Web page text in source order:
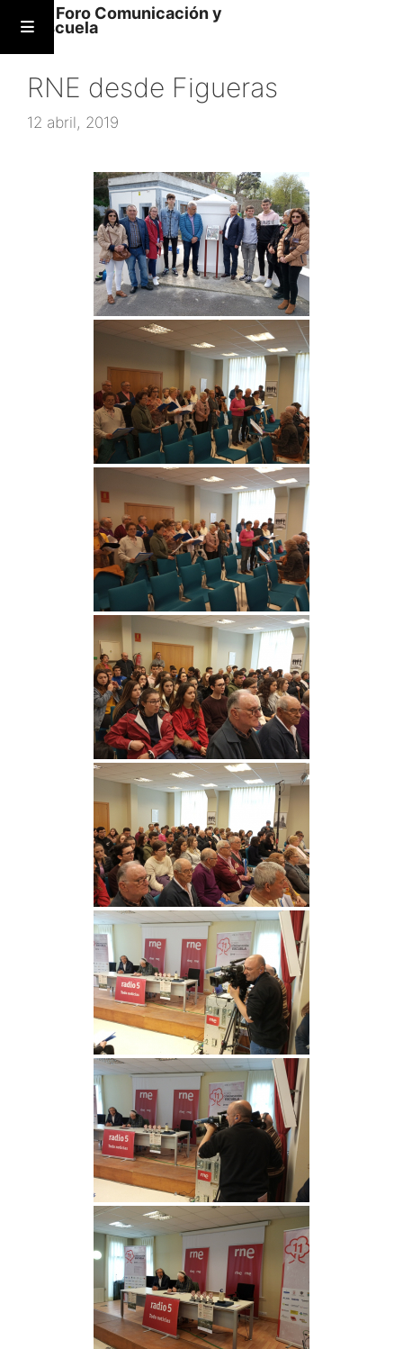
contenido
XI Foro Comunicación y
Escuela
RNE desde Figueras
12 abril, 2019